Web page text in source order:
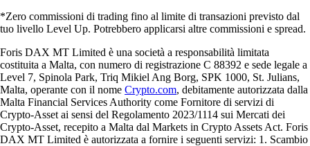
*Zero commissioni di trading fino al limite di transazioni previsto dal
tuo livello Level Up. Potrebbero applicarsi altre commissioni e spread.
Foris DAX MT Limited è una società a responsabilità limitata
costituita a Malta, con numero di registrazione C 88392 e sede legale a
Level 7, Spinola Park, Triq Mikiel Ang Borg, SPK 1000, St. Julians,
Malta, operante con il nome Crypto.com, debitamente autorizzata dalla
Malta Financial Services Authority come Fornitore di servizi di
Crypto-Asset ai sensi del Regolamento 2023/1114 sui Mercati dei
Crypto-Asset, recepito a Malta dal Markets in Crypto Assets Act. Foris
DAX MT Limited è autorizzata a fornire i seguenti servizi: 1. Scambio